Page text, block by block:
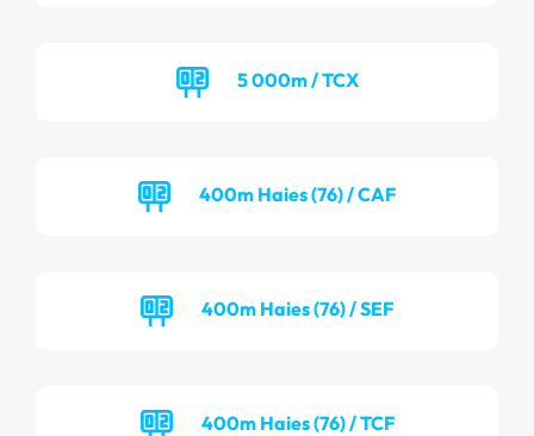
5 000m / TCX
400m Haies (76) / CAF
400m Haies (76) / SEF
400m Haies (76) / TCF